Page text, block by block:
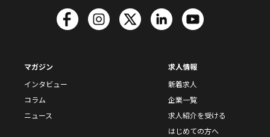
マガジン
インタビュー
コラム
ニュース
求人情報
新着求人
企業一覧
求人紹介を受ける
はじめての方へ